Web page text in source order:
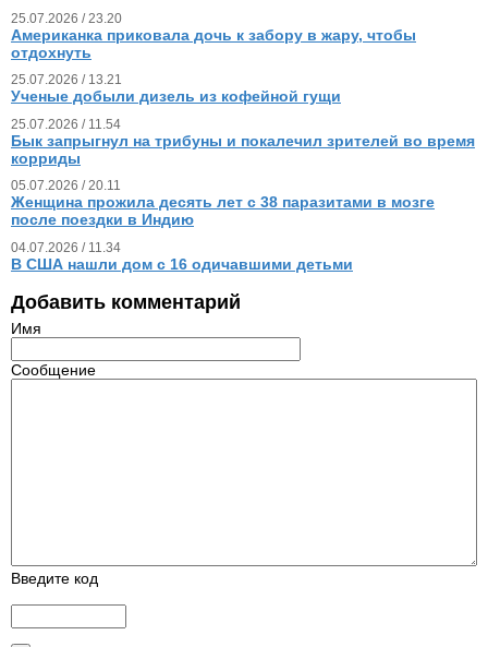
25.07.2026 / 23.20
Американка приковала дочь к забору в жару, чтобы
отдохнуть
25.07.2026 / 13.21
Ученые добыли дизель из кофейной гущи
25.07.2026 / 11.54
Бык запрыгнул на трибуны и покалечил зрителей во время
корриды
05.07.2026 / 20.11
Женщина прожила десять лет с 38 паразитами в мозге
после поездки в Индию
04.07.2026 / 11.34
В США нашли дом с 16 одичавшими детьми
Добавить комментарий
Имя
Сообщение
Введите код